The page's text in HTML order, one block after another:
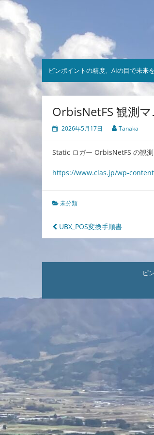
ン
ン
ッ
ピンポイントの精度、AIの目で未来
OrbisNetFS 観測
2026年5月17日 Tanaka
Static ロガー OrbisNetFS の観測
https://www.clas.jp/wp-
未分類
投
稿
ナ
シ
ョ
ン
UBX_POS変換手順書
ピ